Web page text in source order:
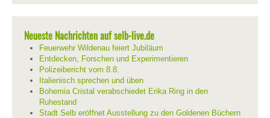
Neueste Nachrichten auf selb-live.de
Feuerwehr Wildenau feiert Jubiläum
Entdecken, Forschen und Experimentieren
Polizeibericht vom 8.8.
Italienisch sprechen und üben
Bohemia Cristal verabschiedet Erika Ring in den
Ruhestand
Stadt Selb eröffnet Ausstellung zu den Goldenen Büchern